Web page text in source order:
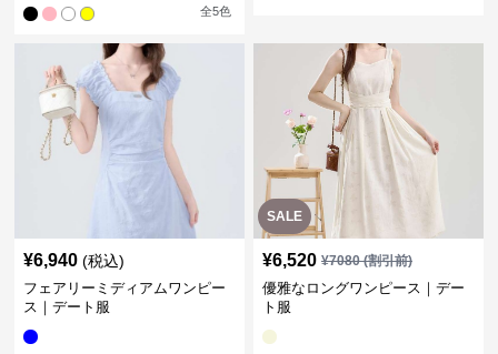
全5色
¥6,940 (税込)
フェアリーミディアムワンピー
ス｜デート服
SALE
¥6,520 ¥7080(割引前)
優雅なロングワンピース｜デー
ト服